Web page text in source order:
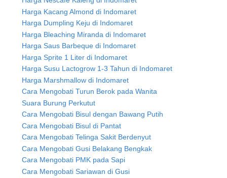
Harga Kacang Almond di Indomaret
Harga Dumpling Keju di Indomaret
Harga Bleaching Miranda di Indomaret
Harga Saus Barbeque di Indomaret
Harga Sprite 1 Liter di Indomaret
Harga Susu Lactogrow 1-3 Tahun di Indomaret
Harga Marshmallow di Indomaret
Cara Mengobati Turun Berok pada Wanita
Suara Burung Perkutut
Cara Mengobati Bisul dengan Bawang Putih
Cara Mengobati Bisul di Pantat
Cara Mengobati Telinga Sakit Berdenyut
Cara Mengobati Gusi Belakang Bengkak
Cara Mengobati PMK pada Sapi
Cara Mengobati Sariawan di Gusi